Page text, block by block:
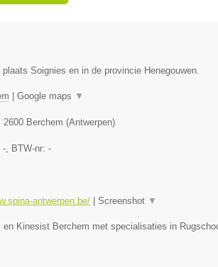
Soignies en in de provincie Henegouwen.
Google maps ▼
2600 Berchem (Antwerpen)
-, BTW-nr: -
antwerpen.be/| Screenshot ▼
Kinesist Berchem met specialisaties in